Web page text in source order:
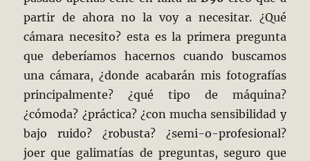
partir de ahora no la voy a necesitar. ¿Qué
cámara necesito? esta es la primera pregunta
que deberíamos hacernos cuando buscamos
una cámara, ¿donde acabarán mis fotografías
principalmente? ¿qué tipo de máquina?
¿cómoda? ¿práctica? ¿con mucha sensibilidad y
bajo ruido? ¿robusta? ¿semi-o-profesional?
joer que galimatías de preguntas, seguro que